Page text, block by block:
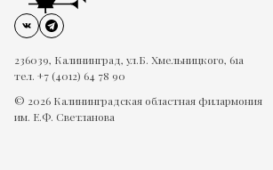
236039, Калининград, ул.Б. Хмельницкого, 61а
тел. +7 (4012) 64 78 90
© 2026 Калининградская областная филармония
им. Е.Ф. Светланова